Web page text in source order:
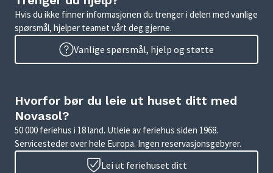
Hvis du ikke finner informasjonen du trenger i delen med vanlige
spørsmål, hjelper teamet vårt deg gjerne.
Vanlige spørsmål, hjelp og støtte
Hvorfor bør du leie ut huset ditt med
Novasol?
50 000 feriehus i 18 land. Utleie av feriehus siden 1968.
Servicesteder over hele Europa. Ingen reservasjonsgebyrer.
Lei ut feriehuset ditt